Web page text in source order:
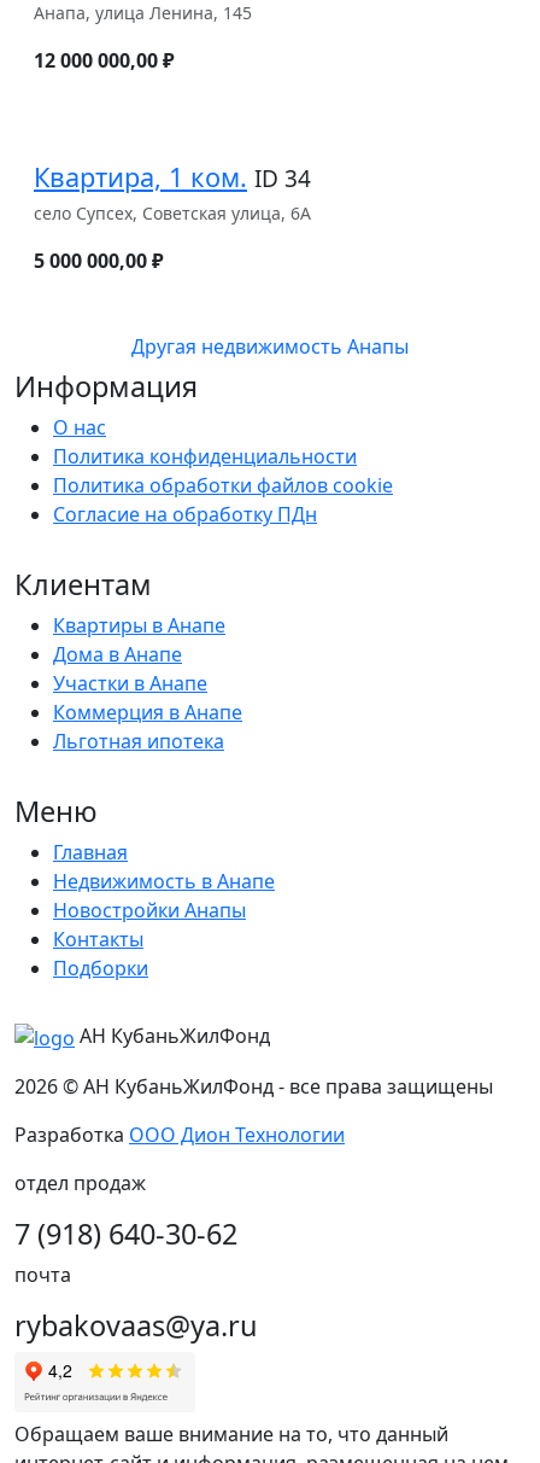
Анапа, улица Ленина, 145
12 000 000,00 ₽
Квартира, 1 ком. ID 34
село Супсех, Советская улица, 6А
5 000 000,00 ₽
Другая недвижимость Анапы
Информация
О нас
Политика конфиденциальности
Политика обработки файлов cookie
Согласие на обработку ПДн
Клиентам
Квартиры в Анапе
Дома в Анапе
Участки в Анапе
Коммерция в Анапе
Льготная ипотека
Меню
Главная
Недвижимость в Анапе
Новостройки Анапы
Контакты
Подборки
АН КубаньЖилФонд
2026 © АН КубаньЖилФонд - все права защищены
Разработка ООО Дион Технологии
отдел продаж
7 (918) 640-30-62
почта
rybakovaas@ya.ru
Обращаем ваше внимание на то, что данный